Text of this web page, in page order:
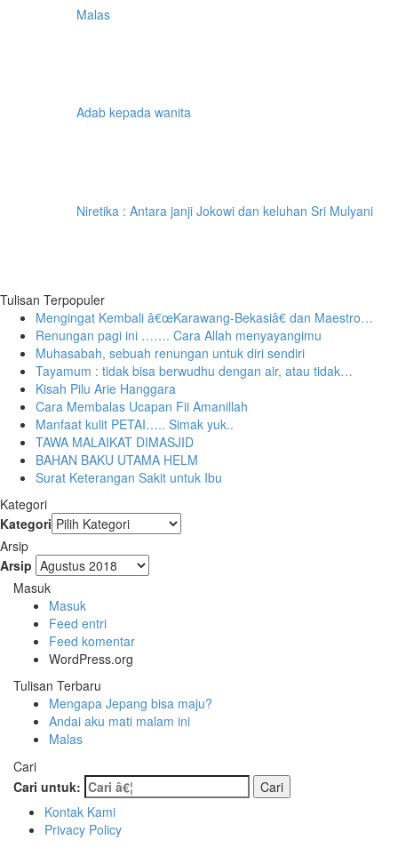
Malas
Adab kepada wanita
Niretika : Antara janji Jokowi dan keluhan Sri Mulyani
Tulisan Terpopuler
Mengingat Kembali â€œKarawang-Bekasiâ€ dan Maestro…
Renungan pagi ini ……. Cara Allah menyayangimu
Muhasabah, sebuah renungan untuk diri sendiri
Tayamum : tidak bisa berwudhu dengan air, atau tidak…
Kisah Pilu Arie Hanggara
Cara Membalas Ucapan Fii Amanillah
Manfaat kulit PETAI….. Simak yuk..
TAWA MALAIKAT DIMASJID
BAHAN BAKU UTAMA HELM
Surat Keterangan Sakit untuk Ibu
Kategori
Kategori
Arsip
Arsip
Masuk
Masuk
Feed entri
Feed komentar
WordPress.org
Tulisan Terbaru
Mengapa Jepang bisa maju?
Andai aku mati malam ini
Malas
Cari
Cari untuk:
Kontak Kami
Privacy Policy